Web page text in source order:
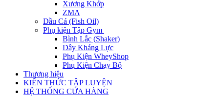
Xương Khớp
ZMA
Dầu Cá (Fish Oil)
Phụ kiện Tập Gym
Bình Lắc (Shaker)
Dây Kháng Lực
Phụ Kiện WheyShop
Phụ Kiện Chạy Bộ
Thương hiệu
KIẾN THỨC TẬP LUYỆN
HỆ THỐNG CỬA HÀNG